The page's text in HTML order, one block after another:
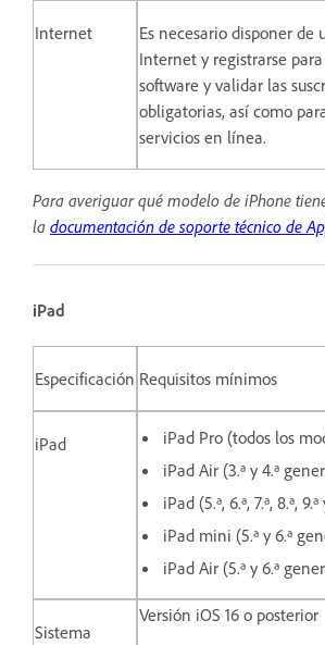
Internet
Es necesario disponer de
Internet y registrarse
software y validar las
obligatorias, así como
servicios en línea.
Para averiguar qué modelo de iPhone
la documentación de soporte técnico de
iPad
Especificación Requisitos mínimos
iPad
iPad Pro (todos los
iPad Air (3.ª y 4.ª
iPad (5.ª, 6.ª, 7.ª, 8.ª,
iPad mini (5.ª y 6.ª
iPad Air (5.ª y 6.ª
Sistema
Versión iOS 16 o posterior